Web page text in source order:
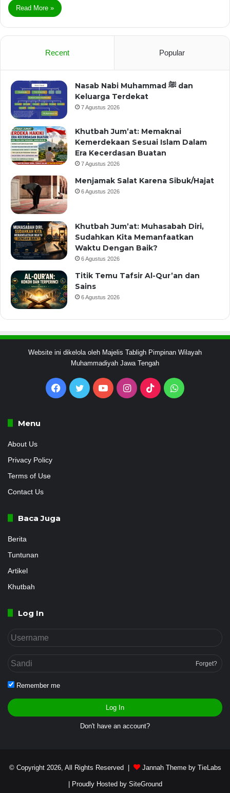
Read More »
Recent Popular
Nasab Nabi Muhammad ﷺ dan
Keluarga Terdekat
7 Agustus 2026
Khutbah Jum’at: Memaknai
Kemerdekaan Sesuai Islam Dalam
Era Kecerdasan Buatan
7 Agustus 2026
Menjamak Salat Karena Sibuk/Hajat
6 Agustus 2026
Khutbah Jum’at: Muhasabah Diri,
Sudahkan Kita Memanfaatkan
Waktu Dengan Baik?
6 Agustus 2026
Titik Temu Tafsir Al-Qur’an dan
Sains
6 Agustus 2026
Website ini dikelola oleh Majelis Tabligh Pimpinan Wilayah
Muhammadiyah Jawa Tengah
Facebook
Twitter YouTubeInstagram
TikTokWhatsApp
Menu
About Us
Privacy Policy
Terms of Use
Contact Us
Baca Juga
Berita
Tuntunan
Artikel
Khutbah
Log In
Forget?
Remember me
Log In
Don't have an account?
© Copyright 2026, All Rights Reserved | Jannah Theme by TieLabs
| Proudly Hosted by SiteGround